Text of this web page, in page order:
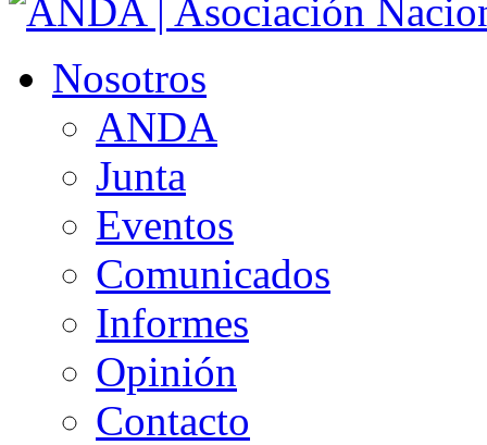
Nosotros
ANDA
Junta
Eventos
Comunicados
Informes
Opinión
Contacto